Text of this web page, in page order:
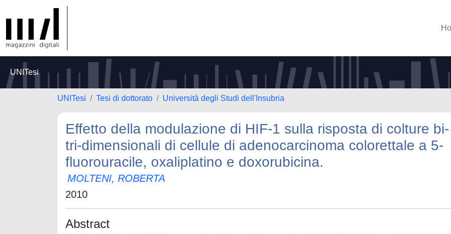
UNITesi
UNITesi Tesi di dottorato Università degli Studi dell'Insubria
Effetto della modulazione di HIF-1 sulla risposta di colture
tri-dimensionali di cellule di adenocarcinoma colorettale a 5-
fluorouracile, oxaliplatino e doxorubicina.
MOLTENI, ROBERTA
2010
Abstract